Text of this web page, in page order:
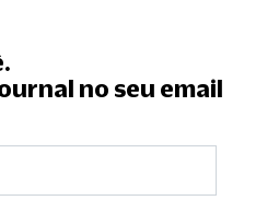
no seu email